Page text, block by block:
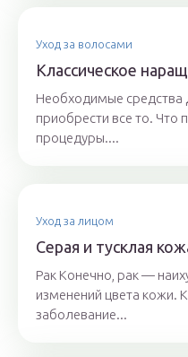
Уход за волосами
Классическое
Необходимые
приобрести все то. Что
процедуры....
Уход за лицом
Серая и тусклая
Рак Конечно, рак —
изменений цвета кожи.
заболевание...